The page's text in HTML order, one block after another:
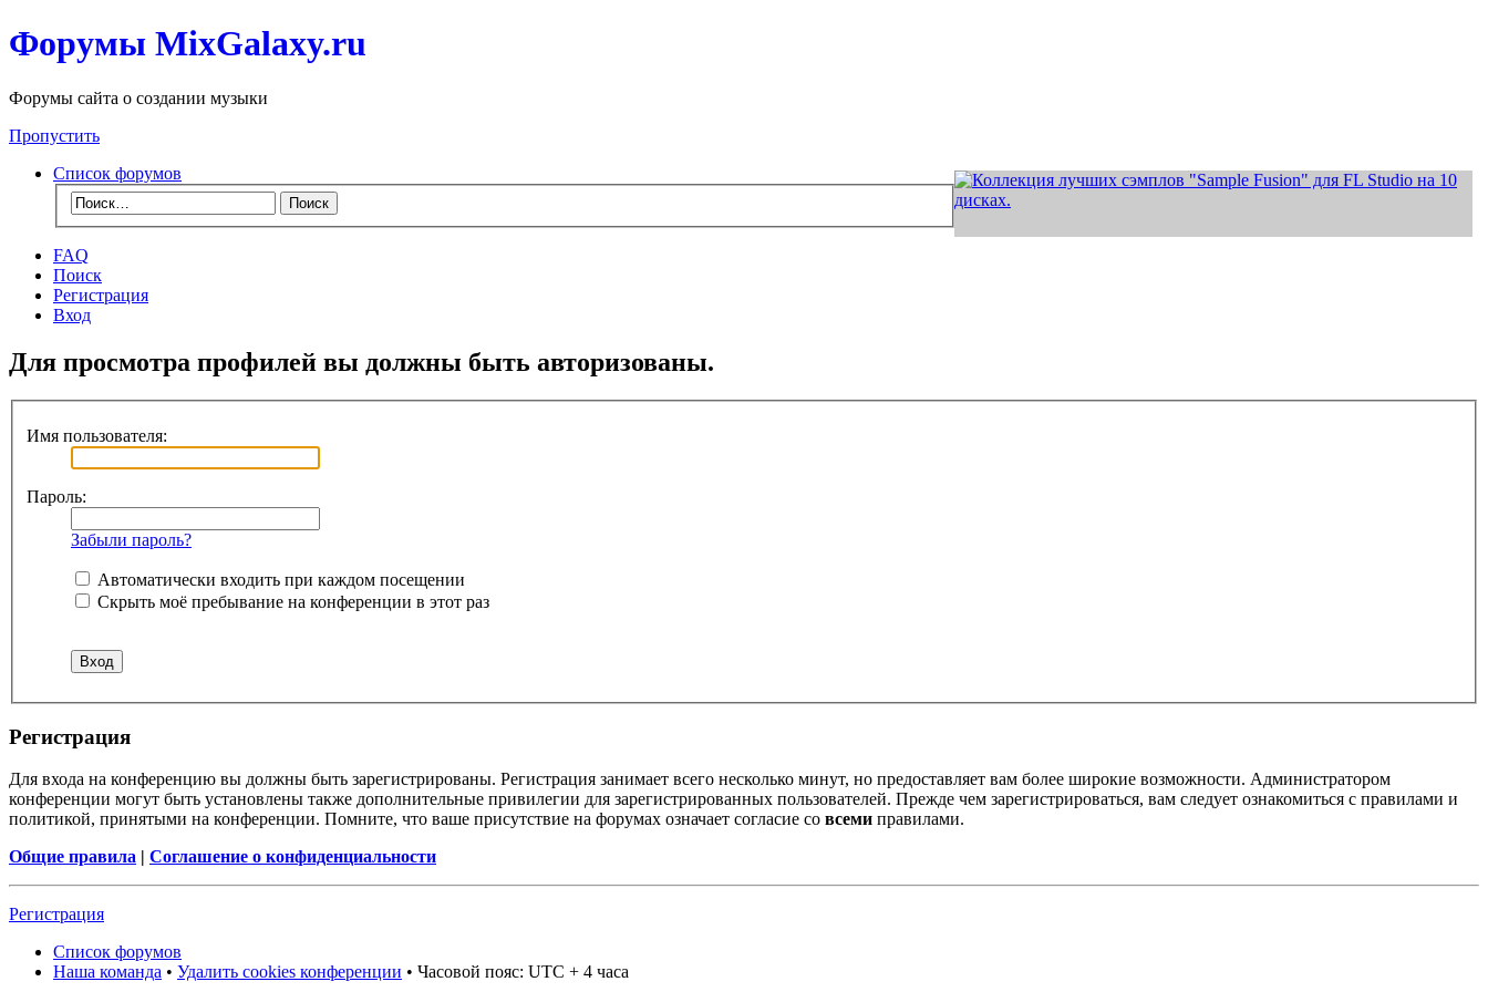
Форумы MixGalaxy.ru
Форумы сайта о создании музыки
Пропустить
Список форумов
FAQ
Поиск
Регистрация
Вход
Для просмотра профилей вы должны быть авторизованы.
Имя пользователя:
Пароль:
Забыли пароль?
Автоматически входить при каждом посещении
Скрыть моё пребывание на конференции в этот раз
Регистрация
Для входа на конференцию вы должны быть зарегистрированы. Регистрация занимает всего несколько минут, но предоставляет вам более широкие возможности. Администратором
конференции могут быть установлены также дополнительные привилегии для зарегистрированных пользователей. Прежде чем зарегистрироваться, вам следует ознакомиться с правилами и
политикой, принятыми на конференции. Помните, что ваше присутствие на форумах означает согласие со всеми правилами.
Общие правила | Соглашение о конфиденциальности
Регистрация
Список форумов
Наша команда • Удалить cookies конференции • Часовой пояс: UTC + 4 часа